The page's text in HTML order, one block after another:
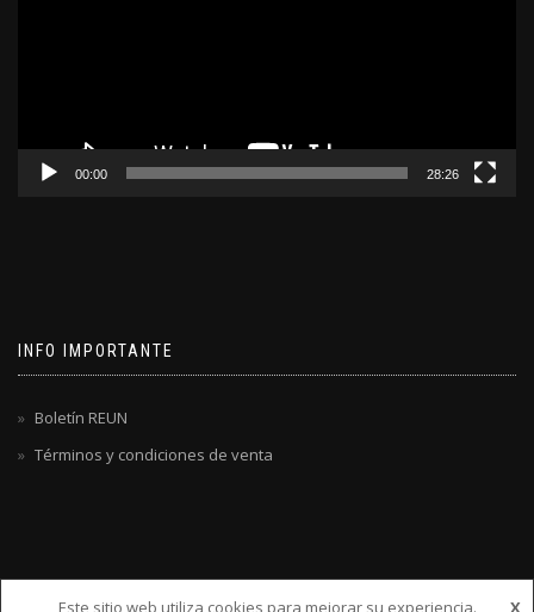
00:00 28:26
INFO IMPORTANTE
Boletín REUN
Términos y condiciones de venta
Este sitio web utiliza cookies para mejorar su experiencia. X